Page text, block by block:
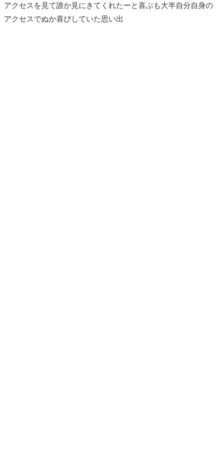
アクセスを見て誰か見にきてくれたーと喜ぶも大半自分自身の
アクセスでぬか喜びしていた思い出